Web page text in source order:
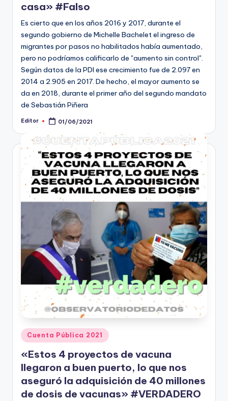
casa» #Falso
Es cierto que en los años 2016 y 2017, durante el
segundo gobierno de Michelle Bachelet el ingreso de
migrantes por pasos no habilitados había aumentado,
pero no podríamos calificarlo de "aumento sin control".
Según datos de la PDI ese crecimiento fue de 2.097 en
2014 a 2.905 en 2017. De hecho, el mayor aumento se
da en 2018, durante el primer año del segundo mandato
de Sebastián Piñera
Publicado
Editor 01/06/2021
Publicado
en
Cuenta Pública 2021
«Estos 4 proyectos de vacuna
llegaron a buen puerto, lo que nos
aseguró la adquisición de 40 millones
de dosis de vacunas» #VERDADERO